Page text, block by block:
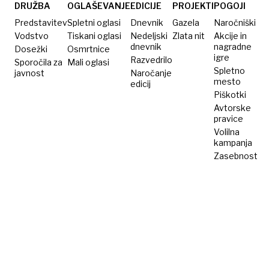
začasno
delo
in
nadomestila
za
brezposelne
po
novem
7,21 evra
DRUŽBA
Predstavitev
Vodstvo
Dosežki
Sporočila za
javnost
OGLAŠEVANJE
Spletni oglasi
Tiskani oglasi
Osmrtnice
Mali oglasi
EDICIJE
Dnevnik
Nedeljski
dnevnik
Razvedrilo
Naročanje
edicij
PROJEKTI
Gazela
Zlata nit
POGOJI
Naročniški
Akcije in
nagradne
igre
Spletno
mesto
Piškotki
Avtorske
pravice
Volilna
kampanja
Zasebnost